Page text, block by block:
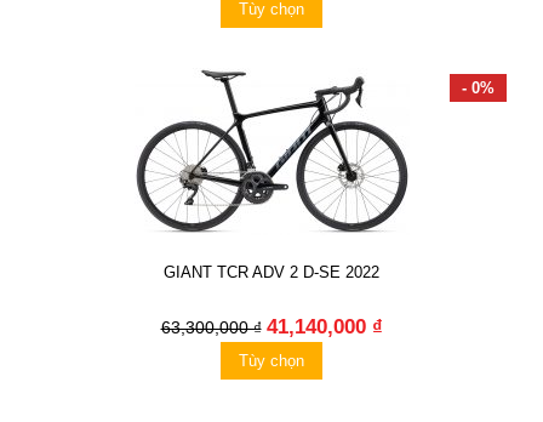
Tùy chọn
- 0%
GIANT TCR ADV 2 D-SE 2022
63,300,000 ₫ 41,140,000 ₫
Tùy chọn